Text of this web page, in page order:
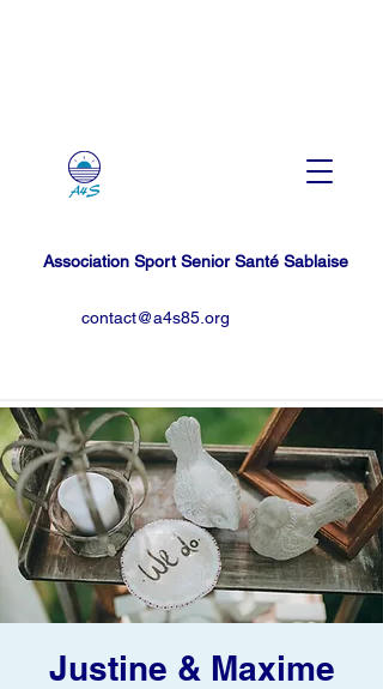
contact@a4s85.org
Association Sport Senior Santé Sablaise
Justine & Maxime